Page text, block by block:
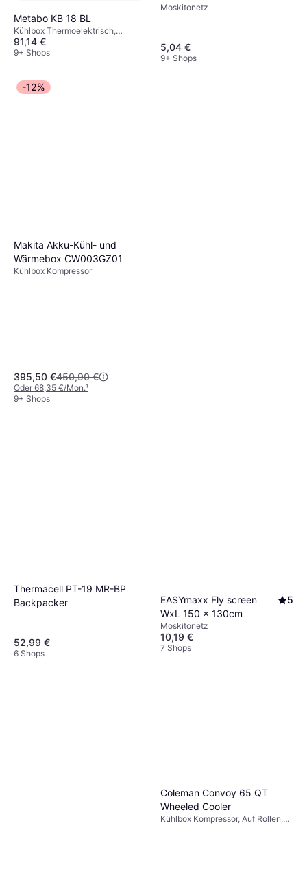
Metabo KB 18 BL
Kühlbox Thermoelektrisch,
Kunststoff
91,14 €
9+ Shops
Moskitonetz
5,04 €
9+ Shops
-12%
Makita Akku-Kühl- und
Wärmebox CW003GZ01
Kühlbox Kompressor
395,50 €450,90 €
Oder 68,35 €/Mon.¹
9+ Shops
100 ml
Insektenmittel
5,56 €55,60 €/L
9+ Shops
Thermacell PT-19 MR-BP
Backpacker
52,99 €
6 Shops
EASYmaxx Fly screen
WxL 150 x 130cm
5
Moskitonetz
10,19 €
7 Shops
Coleman Convoy 65 QT
Wheeled Cooler
Kühlbox Kompressor, Auf Rollen,